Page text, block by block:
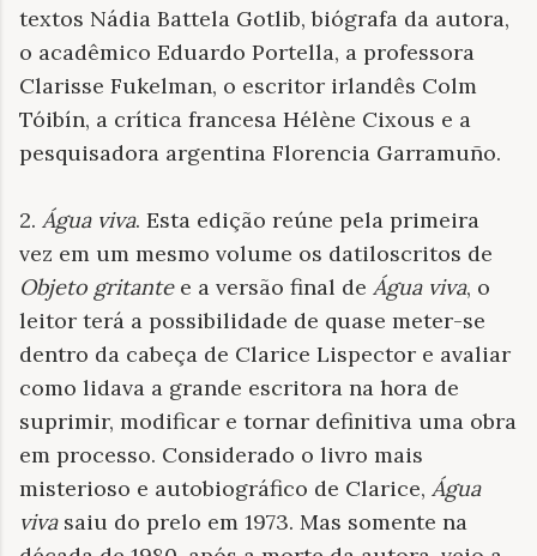
textos Nádia Battela Gotlib, biógrafa da autora,
o acadêmico Eduardo Portella, a professora
Clarisse Fukelman, o escritor irlandês Colm
Tóibín, a crítica francesa Hélène Cixous e a
pesquisadora argentina Florencia Garramuño.
2. Água viva. Esta edição reúne pela primeira
vez em um mesmo volume os datiloscritos de
Objeto gritantee a versão final de Água viva, o
leitor terá a possibilidade de quase meter-se
dentro da cabeça de Clarice Lispector e avaliar
como lidava a grande escritora na hora de
suprimir, modificar e tornar definitiva uma obra
em processo. Considerado o livro mais
misterioso e autobiográfico de Clarice, Água
vivasaiu do prelo em 1973. Mas somente na